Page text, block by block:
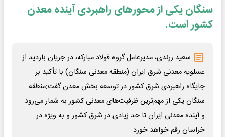
سنگان یکی از محورهای راهبردی آینده معدن
کشور است.
سعید زرندی، مدیرعامل گروه فولاد مبارکه، در جریان بازدید از
عسلویه معدنی شرق ایران (منطقه معدنی سنگان) با تأکید بر
جایگاه راهبردی شرق کشور در توسعه بخش معدن گفت:منطقه
سنگان یکی از مهم‌ترین ظرفیت‌های معدنی کشور به شمار می‌رود
و آینده معدنی ایران تا حد زیادی در شرق کشور و به ‌ویژه در
خراسان رقم خواهد خورد.